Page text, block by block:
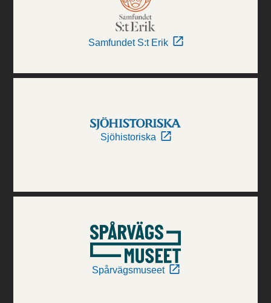
Samfundet S:t Erik
Sjöhistoriska
Spårvägsmuseet